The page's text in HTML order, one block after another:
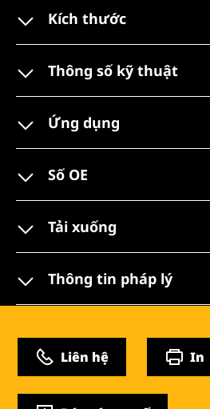
Kích thước
Thông số kỹ thuật
Ứng dụng
Số OE
Tải xuống
Thông tin pháp lý
Liên hệ In